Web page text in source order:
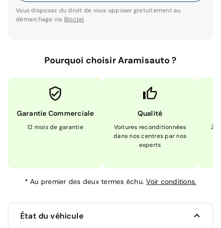
Vous disposez du droit de vous opposer gratuitement au
démarchage via Bloctel
Pourquoi choisir Aramisauto ?
Garantie Commerciale
12 mois de garantie
Qualité
Voitures reconditionnées
dans nos centres par nos
experts
*Au premier des deux termes échu.Voir conditions.
État du véhicule